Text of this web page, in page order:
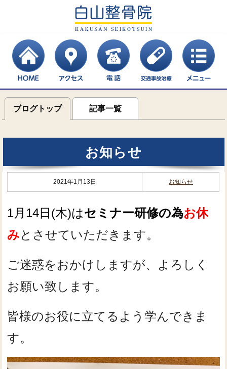
ブログトップ 記事一覧
お知らせ
2021年1月13日 お知らせ
1月14日(木)はセミナー研修の為お休
みとさせていただきます。
ご迷惑をおかけしますが、よろしく
お願い致します。
皆様のお役に立てるよう学んできま
す。